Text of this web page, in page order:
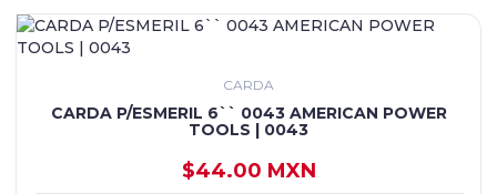
CARDA
CARDA P/ESMERIL 6`` 0043 AMERICAN POWER
TOOLS | 0043
$44.00 MXN